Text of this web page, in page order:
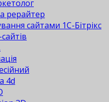
рерайтер
сайтами 1С-Бітрікс
4d